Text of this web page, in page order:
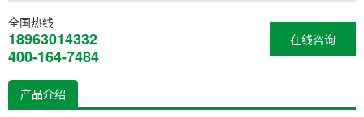
在线咨询
全国热线
18963014332
400-164-7484
产品介绍